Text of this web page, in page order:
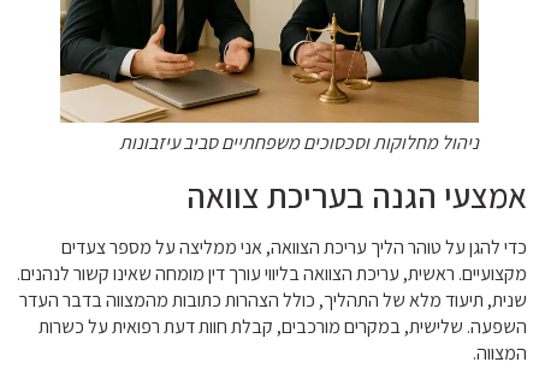
ניהול מחלוקות וסכסוכים משפחתיים סביב עיזבונות
אמצעי הגנה בעריכת צוואה
כדי להגן על טוהר הליך עריכת הצוואה, אני ממליצה על מספר צעדים
מקצועיים. ראשית, עריכת הצוואה בליווי עורך דין מומחה שאינו קשור לנהנים.
שנית, תיעוד מלא של התהליך, כולל הצהרות כתובות מהמצווה בדבר העדר
השפעה. שלישית, במקרים מורכבים, קבלת חוות דעת רפואית על כשרות
המצווה.